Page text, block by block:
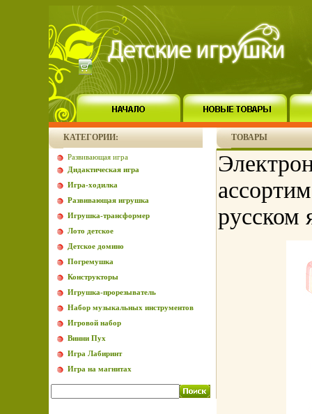
КАТЕГОРИИ:
Развивающая игра
Дидактическая игра
Игра-ходилка
Развивающая игрушка
Игрушка-трансформер
Лото детское
Детское домино
Погремушка
Конструкторы
Игрушка-прорезыватель
Набор музыкальных инструментов
Игровой набор
Винни Пух
Игра Лабиринт
Игра на магнитах
ТОВАРЫ
русском